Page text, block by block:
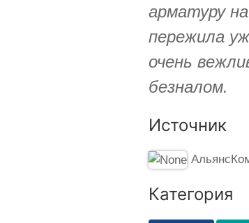
арматуру
пережила
очень
безналом.
Источник
Категория